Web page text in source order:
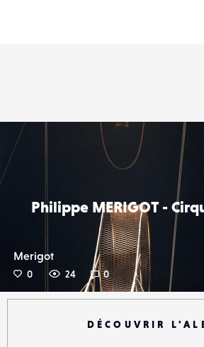
Philippe MERIGOT -
Merigot
0 24 0
DÉCOUVRIR